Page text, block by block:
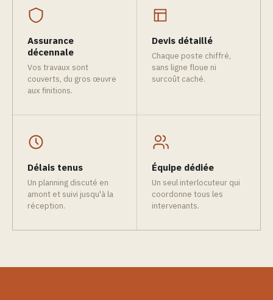
Assurance
décennale
Vos travaux sont
couverts, du gros œuvre
aux finitions.
Devis détaillé
Chaque poste chiffré,
sans ligne floue ni
surcoût caché.
Délais tenus
Un planning discuté en
amont et suivi jusqu'à la
réception.
Équipe dédiée
Un seul interlocuteur qui
coordonne tous les
intervenants.